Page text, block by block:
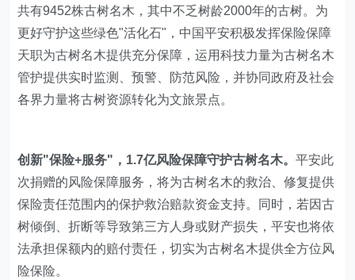
共有9452株古树名木，其中不乏树龄2000年的古树。为
更好守护这些绿色"活化石"，中国平安积极发挥保险保障
天职为古树名木提供充分保障，运用科技力量为古树名木
管护提供实时监测、预警、防范风险，并协同政府及社会
各界力量将古树资源转化为文旅景点。
创新"保险+服务"，1.7亿风险保障守护古树名木。平安此
次捐赠的风险保障服务，将为古树名木的救治、修复提供
保险责任范围内的保护救治赔款资金支持。同时，若因古
树倾倒、折断等导致第三方人身或财产损失，平安也将依
法承担保额内的赔付责任，切实为古树名木提供全方位风
险保险。